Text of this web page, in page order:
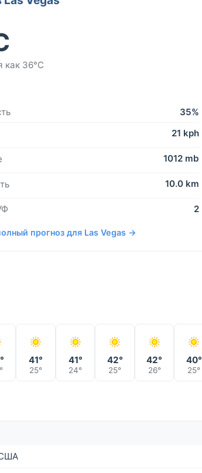
36°C
35%
21 kph
1012 mb
10.0 km
2
прогноз для Las Vegas →
41°
25°
41°
24°
42°
25°
42°
26°
40°
25°